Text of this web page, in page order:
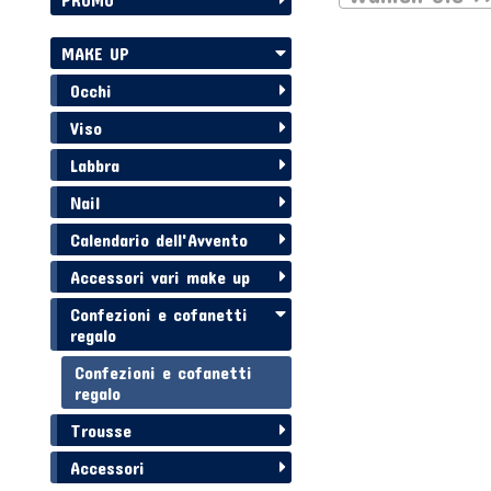
MAKE UP
Occhi
Viso
Labbra
Nail
Calendario dell'Avvento
Accessori vari make up
Confezioni e cofanetti
regalo
Confezioni e cofanetti
regalo
Trousse
Accessori